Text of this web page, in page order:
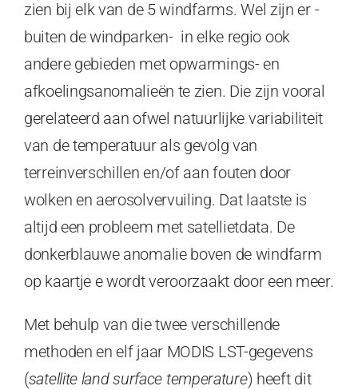
zien bij elk van de 5 windfarms. Wel zijn er -
buiten de windparken- in elke regio ook
andere gebieden met opwarmings- en
afkoelingsanomalieën te zien. Die zijn vooral
gerelateerd aan ofwel natuurlijke variabiliteit
van de temperatuur als gevolg van
terreinverschillen en/of aan fouten door
wolken en aerosolvervuiling. Dat laatste is
altijd een probleem met satellietdata. De
donkerblauwe anomalie boven de windfarm
op kaartje e wordt veroorzaakt door een meer.
Met behulp van die twee verschillende
methoden en elf jaar MODIS LST-gegevens
(satellite land surface temperature) heeft dit